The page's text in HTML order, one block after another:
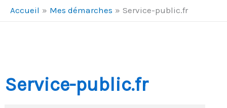
Accueil Mes démarches Service-public.fr
Service-public.fr